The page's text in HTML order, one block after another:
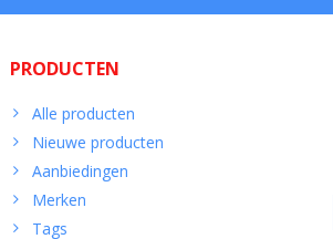
PRODUCTEN
Alle producten
Nieuwe producten
Aanbiedingen
Merken
Tags